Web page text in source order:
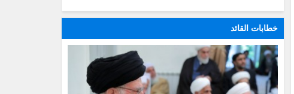
خطابات القائد